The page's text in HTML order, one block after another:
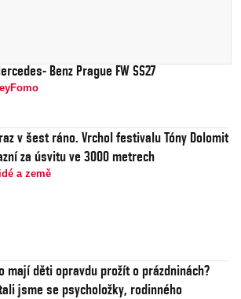
Benz Prague FW SS27
v šest ráno. Vrchol festivalu Tóny Dolomit
za úsvitu ve 3000 metrech
a země
mají děti opravdu prožít o prázdninách?
jsme se psycholožky, rodinného